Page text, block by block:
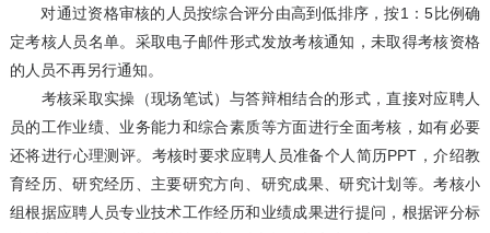
对通过资格审核的人员按综合评分由高到低排序，按1：5比例确
定考核人员名单。采取电子邮件形式发放考核通知，未取得考核资格
的人员不再另行通知。
考核采取实操（现场笔试）与答辩相结合的形式，直接对应聘人
员的工作业绩、业务能力和综合素质等方面进行全面考核，如有必要
还将进行心理测评。考核时要求应聘人员准备个人简历PPT，介绍教
育经历、研究经历、主要研究方向、研究成果、研究计划等。考核小
组根据应聘人员专业技术工作经历和业绩成果进行提问，根据评分标